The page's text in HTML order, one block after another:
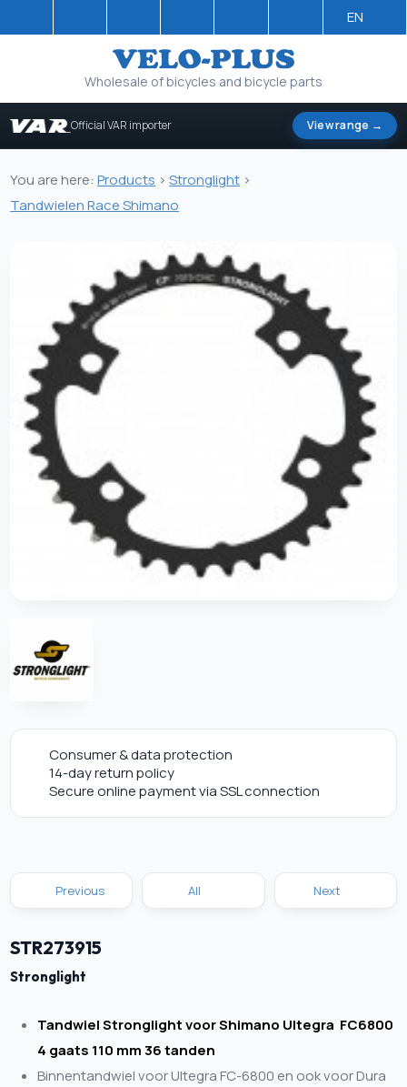
EN
Wholesale of bicycles and bicycle parts
Official VAR importer View range →
You are here:Products >Stronglight >
Tandwielen Race Shimano
Consumer & data protection
14-day return policy
Secure online payment via SSL connection
Previous All Next
STR273915
Stronglight
Tandwiel Stronglight voor Shimano Ultegra FC6800
4 gaats 110 mm 36 tanden
Binnentandwiel voor Ultegra FC-6800 en ook voor Dura